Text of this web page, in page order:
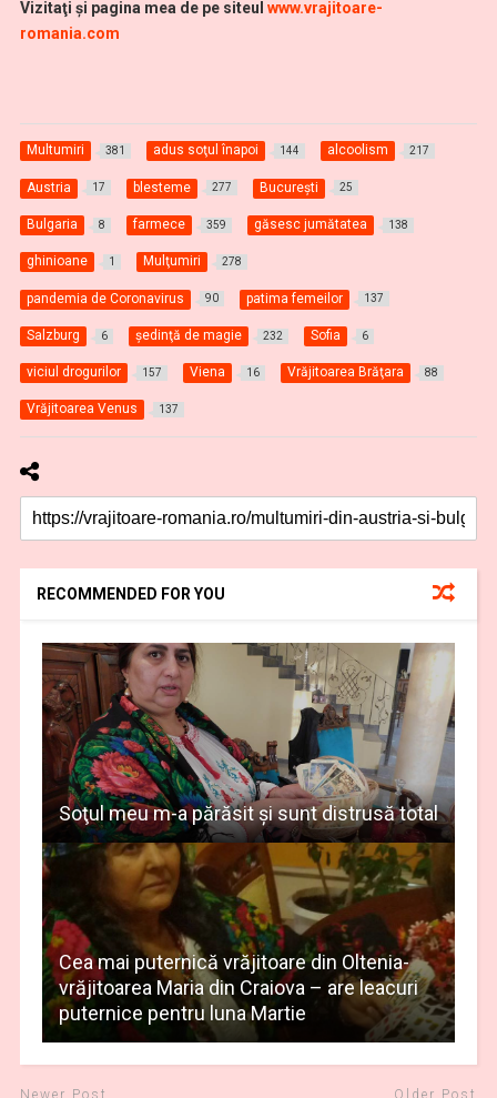
Vizitaţi şi pagina mea de pe siteul www.vrajitoare-
romania.com
Multumiri 381 adus soţul înapoi 144 alcoolism 217
Austria 17 blesteme 277 Bucureşti 25
Bulgaria 8 farmece 359 găsesc jumătatea 138
ghinioane 1 Mulţumiri 278
pandemia de Coronavirus 90 patima femeilor 137
Salzburg 6 şedinţă de magie 232 Sofia 6
viciul drogurilor 157 Viena 16 Vrăjitoarea Brăţara 88
Vrăjitoarea Venus 137
RECOMMENDED FOR YOU
Soţul meu m-a părăsit şi sunt distrusă total
Cea mai puternică vrăjitoare din Oltenia-
vrăjitoarea Maria din Craiova – are leacuri
puternice pentru luna Martie